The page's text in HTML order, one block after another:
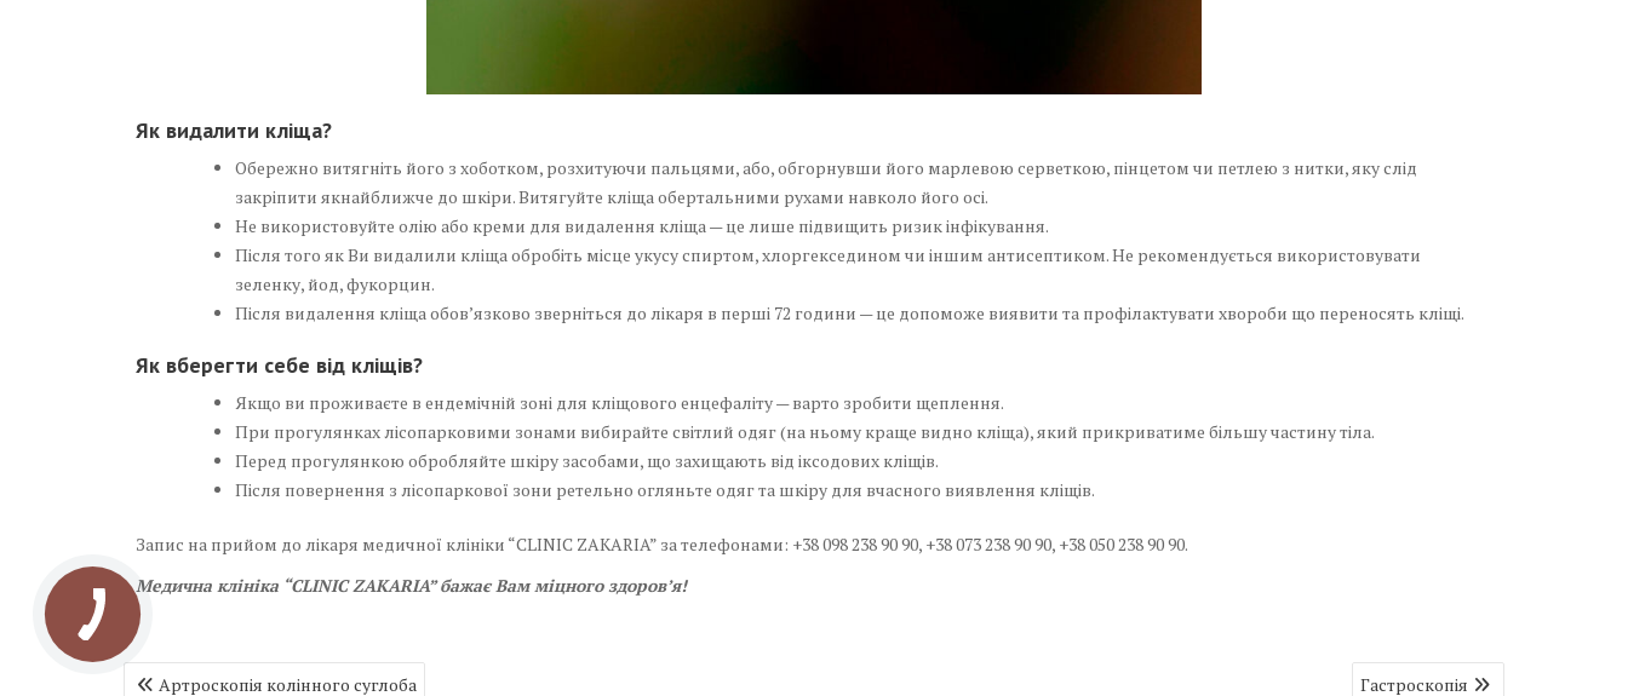
Як видалити кліща?
Обережно витягніть його з хоботком, розхитуючи пальцями, або, обгорнувши його марлевою серветкою, пінцетом чи петлею з нитки, яку слід
закріпити якнайближче до шкіри. Витягуйте кліща обертальними рухами навколо його осі.
Не використовуйте олію або креми для видалення кліща — це лише підвищить ризик інфікування.
Після того як Ви видалили кліща обробіть місце укусу спиртом, хлоргекседином чи іншим антисептиком. Не рекомендується використовувати
зеленку, йод, фукорцин.
Після видалення кліща обов’язково зверніться до лікаря в перші 72 години — це допоможе виявити та профілактувати хвороби що переносять кліщі.
Як вберегти себе від кліщів?
Якщо ви проживаєте в ендемічній зоні для кліщового енцефаліту — варто зробити щеплення.
При прогулянках лісопарковими зонами вибирайте світлий одяг (на ньому краще видно кліща), який прикриватиме більшу частину тіла.
Перед прогулянкою обробляйте шкіру засобами, що захищають від іксодових кліщів.
Після повернення з лісопаркової зони ретельно огляньте одяг та шкіру для вчасного виявлення кліщів.
Запис на прийом до лікаря медичної клініки “CLINIC ZAKARIA” за телефонами: +38 098 238 90 90, +38 073 238 90 90, +38 050 238 90 90.
Медична клініка “CLINIC ZAKARIA” бажає Вам міцного здоров’я!
Навігація
Артроскопія колінного суглоба Гастроскопія